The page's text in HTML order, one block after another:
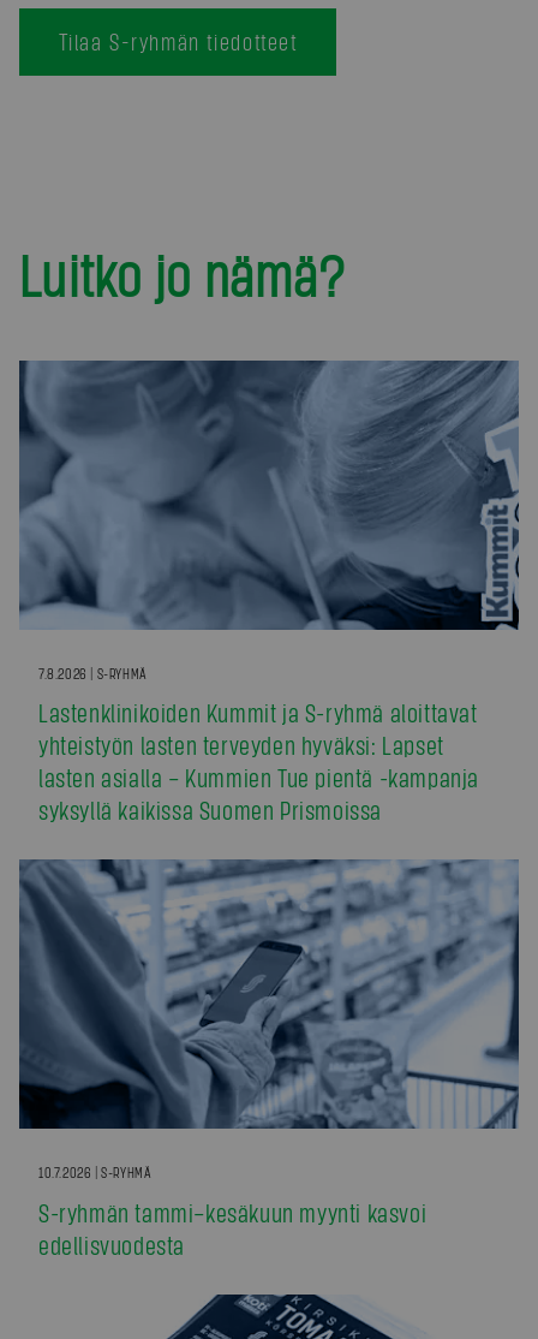
Tilaa S-ryhmän tiedotteet
Luitko jo nämä?
7.8.2026 | S-RYHMÄ
Lastenklinikoiden Kummit ja S-ryhmä aloittavat
yhteistyön lasten terveyden hyväksi: Lapset
lasten asialla – Kummien Tue pientä -kampanja
syksyllä kaikissa Suomen Prismoissa
10.7.2026 | S-RYHMÄ
S-ryhmän tammi–kesäkuun myynti kasvoi
edellisvuodesta